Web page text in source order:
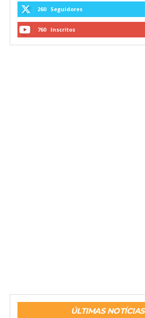
260 Seguidores
760 Inscritos
ÚLTIMAS NOTÍCIAS